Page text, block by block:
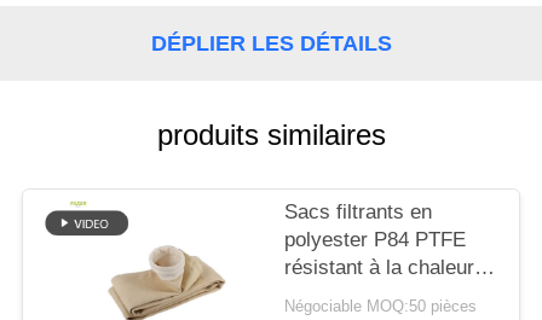
DEMANDEZ
PLAN
DU
DÉPLIER LES DÉTAILS
produits similaires
Sacs filtrants en
polyester P84 PTFE
résistant à la chaleur
pour usines d'asphalte
Négociable MOQ:50 pièces